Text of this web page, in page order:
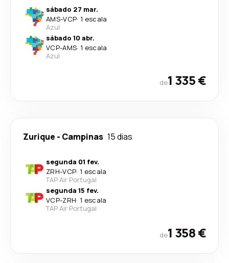
sábado 27 mar.
AMS-VCP· 1 escala
Azul
sábado 10 abr.
VCP-AMS· 1 escala
Azul
de1 335 €
Zurique - Campinas 15 dias
segunda 01 fev.
ZRH-VCP· 1 escala
TAP Air Portugal
segunda 15 fev.
VCP-ZRH· 1 escala
TAP Air Portugal
de1 358 €